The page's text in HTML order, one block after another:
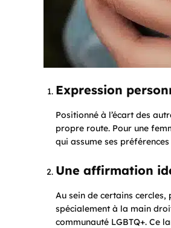
Expression
Positionné à l’écart des
propre route. Pour une
qui assume ses
Une affirmation
Au sein de certains
spécialement à la main
communauté LGBTQ+. Ce